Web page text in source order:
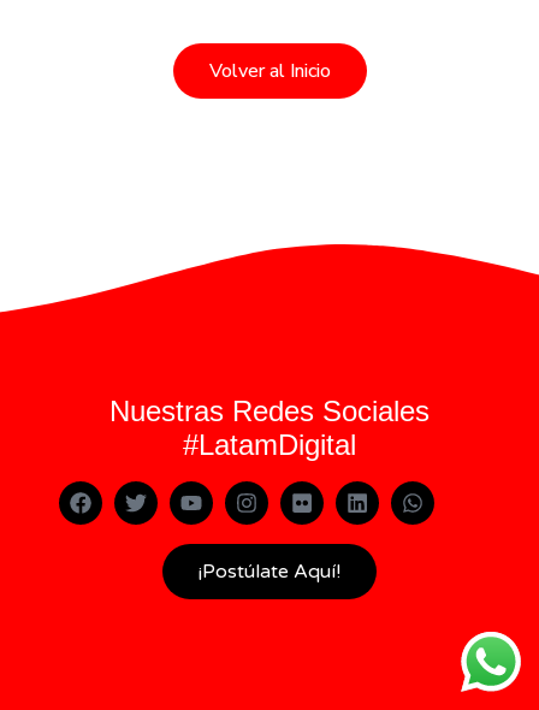
Volver al Inicio
Nuestras Redes Sociales
#LatamDigital
¡Postúlate Aquí!